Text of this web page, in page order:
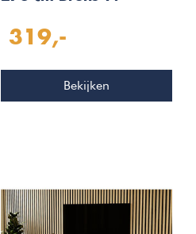
319,-
Bekijken